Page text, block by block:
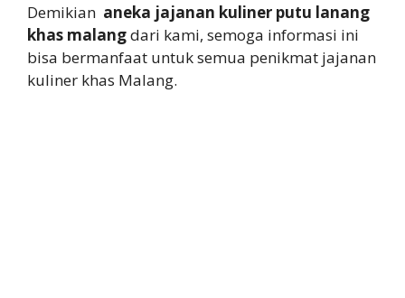
Demikian aneka jajanan kuliner putu lanang
khas malangdari kami, semoga informasi ini
bisa bermanfaat untuk semua penikmat jajanan
kuliner khas Malang.